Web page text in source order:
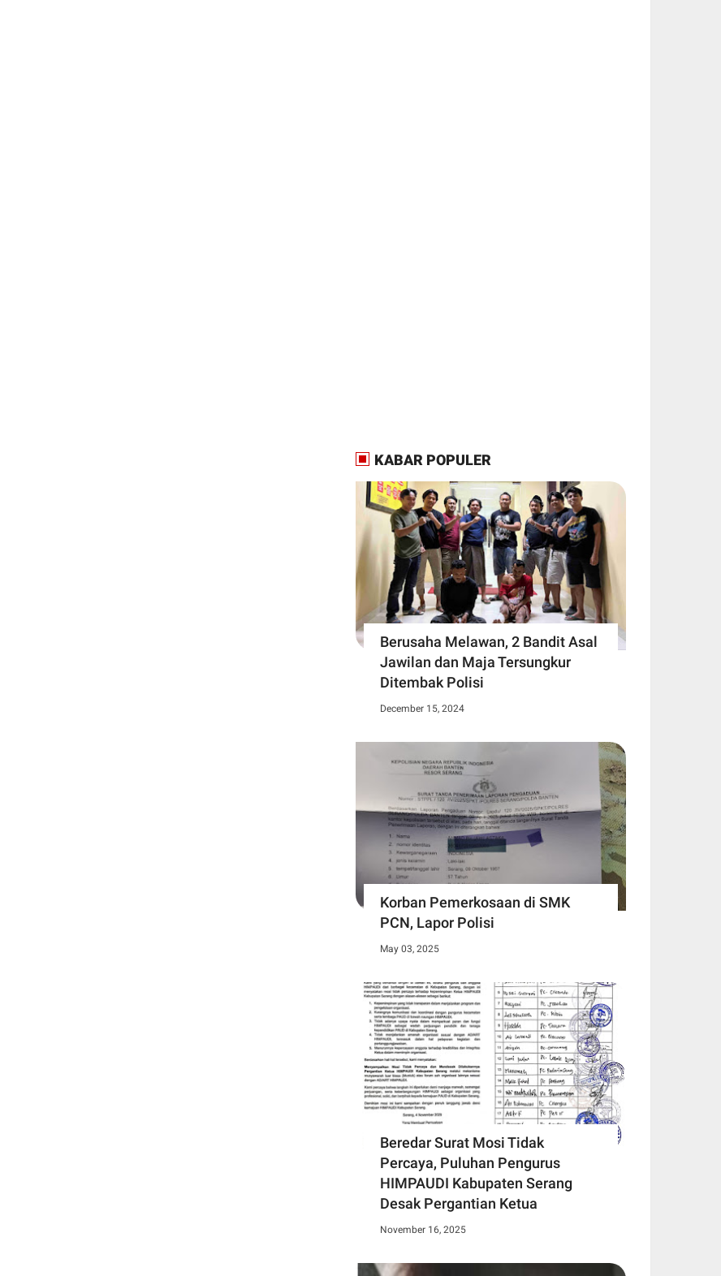
KABAR POPULER
Berusaha Melawan, 2 Bandit Asal
Jawilan dan Maja Tersungkur
Ditembak Polisi
December 15, 2024
Korban Pemerkosaan di SMK
PCN, Lapor Polisi
May 03, 2025
Beredar Surat Mosi Tidak
Percaya, Puluhan Pengurus
HIMPAUDI Kabupaten Serang
Desak Pergantian Ketua
November 16, 2025